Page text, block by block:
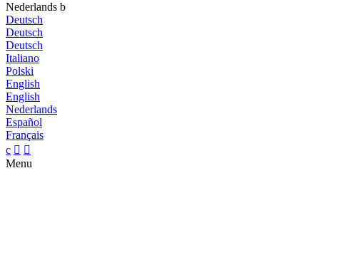
Nederlands b
Deutsch
Deutsch
Deutsch
Italiano
Polski
English
English
Nederlands
Español
Français
c  
Menu